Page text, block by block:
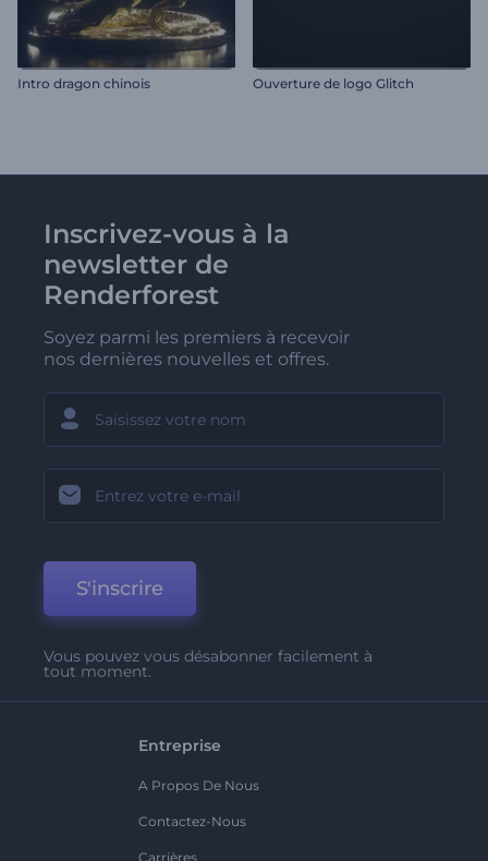
Intro dragon chinois Ouverture de logo Glitch
Inscrivez-vous à la
newsletter de
Renderforest
Soyez parmi les premiers à recevoir
nos dernières nouvelles et offres.
S'inscrire
Vous pouvez vous désabonner facilement à
tout moment.
Entreprise
A Propos De Nous
Contactez-Nous
Carrières